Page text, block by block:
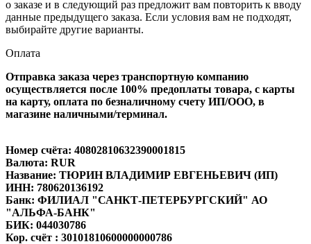
о заказе и в следующий раз предложит вам повторить к вводу
данные предыдущего заказа. Если условия вам не подходят,
выбирайте другие варианты.
Оплата
Отправка заказа через транспортную компанию
осуществляется после 100% предоплаты товара, с карты
на карту, оплата по безналичному счету ИП/ООО, в
магазине наличными/терминал.
Номер счёта: 40802810632390001815
Валюта: RUR
Название: ТЮРИН ВЛАДИМИР ЕВГЕНЬЕВИЧ (ИП)
ИНН: 780620136192
Банк: ФИЛИАЛ "САНКТ-ПЕТЕРБУРГСКИЙ" АО
"АЛЬФА-БАНК"
БИК: 044030786
Кор. счёт : 30101810600000000786